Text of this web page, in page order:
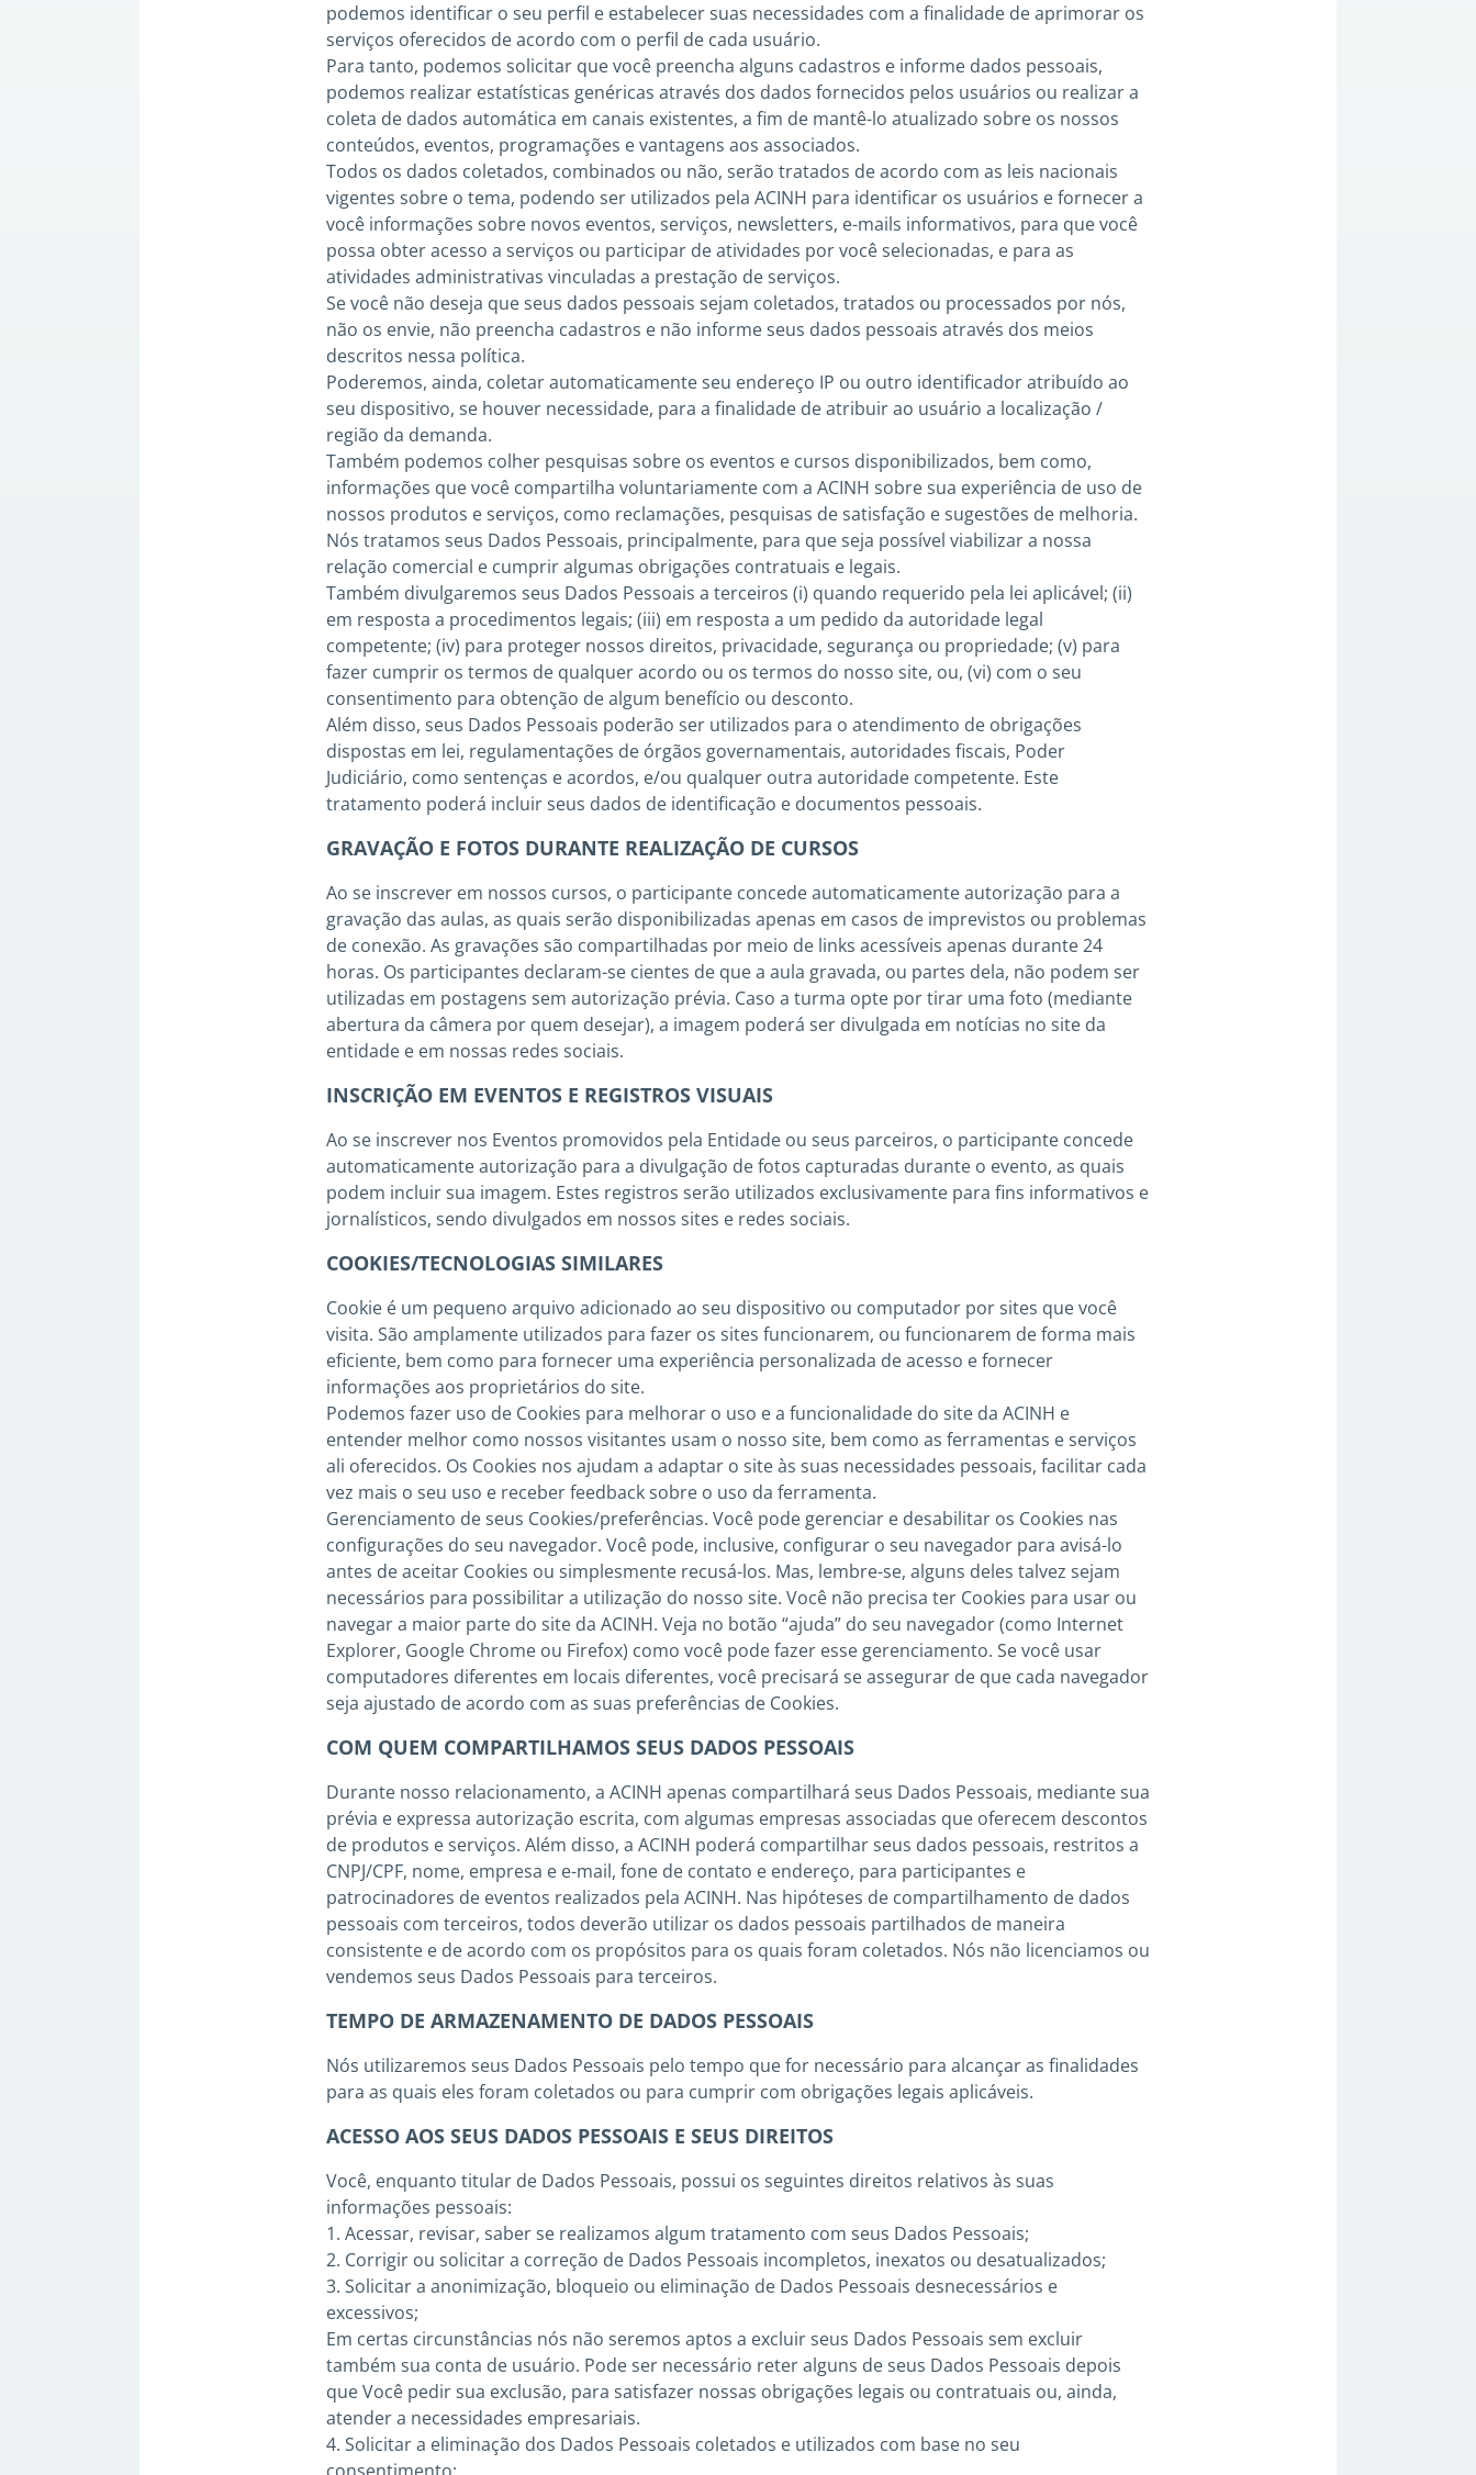
podemos identificar o seu perfil e estabelecer suas necessidades com a finalidade de aprimorar os
serviços oferecidos de acordo com o perfil de cada usuário.
Para tanto, podemos solicitar que você preencha alguns cadastros e informe dados pessoais,
podemos realizar estatísticas genéricas através dos dados fornecidos pelos usuários ou realizar a
coleta de dados automática em canais existentes, a fim de mantê-lo atualizado sobre os nossos
conteúdos, eventos, programações e vantagens aos associados.
Todos os dados coletados, combinados ou não, serão tratados de acordo com as leis nacionais
vigentes sobre o tema, podendo ser utilizados pela ACINH para identificar os usuários e fornecer a
você informações sobre novos eventos, serviços, newsletters, e-mails informativos, para que você
possa obter acesso a serviços ou participar de atividades por você selecionadas, e para as
atividades administrativas vinculadas a prestação de serviços.
Se você não deseja que seus dados pessoais sejam coletados, tratados ou processados por nós,
não os envie, não preencha cadastros e não informe seus dados pessoais através dos meios
descritos nessa política.
Poderemos, ainda, coletar automaticamente seu endereço IP ou outro identificador atribuído ao
seu dispositivo, se houver necessidade, para a finalidade de atribuir ao usuário a localização /
região da demanda.
Também podemos colher pesquisas sobre os eventos e cursos disponibilizados, bem como,
informações que você compartilha voluntariamente com a ACINH sobre sua experiência de uso de
nossos produtos e serviços, como reclamações, pesquisas de satisfação e sugestões de melhoria.
Nós tratamos seus Dados Pessoais, principalmente, para que seja possível viabilizar a nossa
relação comercial e cumprir algumas obrigações contratuais e legais.
Também divulgaremos seus Dados Pessoais a terceiros (i) quando requerido pela lei aplicável; (ii)
em resposta a procedimentos legais; (iii) em resposta a um pedido da autoridade legal
competente; (iv) para proteger nossos direitos, privacidade, segurança ou propriedade; (v) para
fazer cumprir os termos de qualquer acordo ou os termos do nosso site, ou, (vi) com o seu
consentimento para obtenção de algum benefício ou desconto.
Além disso, seus Dados Pessoais poderão ser utilizados para o atendimento de obrigações
dispostas em lei, regulamentações de órgãos governamentais, autoridades fiscais, Poder
Judiciário, como sentenças e acordos, e/ou qualquer outra autoridade competente. Este
tratamento poderá incluir seus dados de identificação e documentos pessoais.
GRAVAÇÃO E FOTOS DURANTE REALIZAÇÃO DE CURSOS
Ao se inscrever em nossos cursos, o participante concede automaticamente autorização para a
gravação das aulas, as quais serão disponibilizadas apenas em casos de imprevistos ou problemas
de conexão. As gravações são compartilhadas por meio de links acessíveis apenas durante 24
horas. Os participantes declaram-se cientes de que a aula gravada, ou partes dela, não podem ser
utilizadas em postagens sem autorização prévia. Caso a turma opte por tirar uma foto (mediante
abertura da câmera por quem desejar), a imagem poderá ser divulgada em notícias no site da
entidade e em nossas redes sociais.
INSCRIÇÃO EM EVENTOS E REGISTROS VISUAIS
Ao se inscrever nos Eventos promovidos pela Entidade ou seus parceiros, o participante concede
automaticamente autorização para a divulgação de fotos capturadas durante o evento, as quais
podem incluir sua imagem. Estes registros serão utilizados exclusivamente para fins informativos e
jornalísticos, sendo divulgados em nossos sites e redes sociais.
COOKIES/TECNOLOGIAS SIMILARES
Cookie é um pequeno arquivo adicionado ao seu dispositivo ou computador por sites que você
visita. São amplamente utilizados para fazer os sites funcionarem, ou funcionarem de forma mais
eficiente, bem como para fornecer uma experiência personalizada de acesso e fornecer
informações aos proprietários do site.
Podemos fazer uso de Cookies para melhorar o uso e a funcionalidade do site da ACINH e
entender melhor como nossos visitantes usam o nosso site, bem como as ferramentas e serviços
ali oferecidos. Os Cookies nos ajudam a adaptar o site às suas necessidades pessoais, facilitar cada
vez mais o seu uso e receber feedback sobre o uso da ferramenta.
Gerenciamento de seus Cookies/preferências. Você pode gerenciar e desabilitar os Cookies nas
configurações do seu navegador. Você pode, inclusive, configurar o seu navegador para avisá-lo
antes de aceitar Cookies ou simplesmente recusá-los. Mas, lembre-se, alguns deles talvez sejam
necessários para possibilitar a utilização do nosso site. Você não precisa ter Cookies para usar ou
navegar a maior parte do site da ACINH. Veja no botão “ajuda” do seu navegador (como Internet
Explorer, Google Chrome ou Firefox) como você pode fazer esse gerenciamento. Se você usar
computadores diferentes em locais diferentes, você precisará se assegurar de que cada navegador
seja ajustado de acordo com as suas preferências de Cookies.
COM QUEM COMPARTILHAMOS SEUS DADOS PESSOAIS
Durante nosso relacionamento, a ACINH apenas compartilhará seus Dados Pessoais, mediante sua
prévia e expressa autorização escrita, com algumas empresas associadas que oferecem descontos
de produtos e serviços. Além disso, a ACINH poderá compartilhar seus dados pessoais, restritos a
CNPJ/CPF, nome, empresa e e-mail, fone de contato e endereço, para participantes e
patrocinadores de eventos realizados pela ACINH. Nas hipóteses de compartilhamento de dados
pessoais com terceiros, todos deverão utilizar os dados pessoais partilhados de maneira
consistente e de acordo com os propósitos para os quais foram coletados. Nós não licenciamos ou
vendemos seus Dados Pessoais para terceiros.
TEMPO DE ARMAZENAMENTO DE DADOS PESSOAIS
Nós utilizaremos seus Dados Pessoais pelo tempo que for necessário para alcançar as finalidades
para as quais eles foram coletados ou para cumprir com obrigações legais aplicáveis.
ACESSO AOS SEUS DADOS PESSOAIS E SEUS DIREITOS
Você, enquanto titular de Dados Pessoais, possui os seguintes direitos relativos às suas
informações pessoais:
1. Acessar, revisar, saber se realizamos algum tratamento com seus Dados Pessoais;
2. Corrigir ou solicitar a correção de Dados Pessoais incompletos, inexatos ou desatualizados;
3. Solicitar a anonimização, bloqueio ou eliminação de Dados Pessoais desnecessários e
excessivos;
Em certas circunstâncias nós não seremos aptos a excluir seus Dados Pessoais sem excluir
também sua conta de usuário. Pode ser necessário reter alguns de seus Dados Pessoais depois
que Você pedir sua exclusão, para satisfazer nossas obrigações legais ou contratuais ou, ainda,
atender a necessidades empresariais.
4. Solicitar a eliminação dos Dados Pessoais coletados e utilizados com base no seu